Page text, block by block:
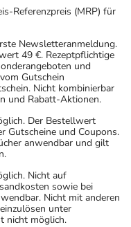
beeinträchtigt sein.
am Straßenverkehr
Haushalt) bedienen,
von Alkohol.
Probleme oder
die Behandlung
Lassen Sie
oder Apotheker
Referenzpreis (MRP) für
Newsletteranmeldung.
49 €. Rezeptpflichtige
und
Gutschein
Nicht kombinierbar
und Rabatt-Aktionen.
Der Bestellwert
Gutscheine und Coupons.
anwendbar und gilt
Nicht auf
sowie bei
Nicht mit anderen
unter
nicht möglich.